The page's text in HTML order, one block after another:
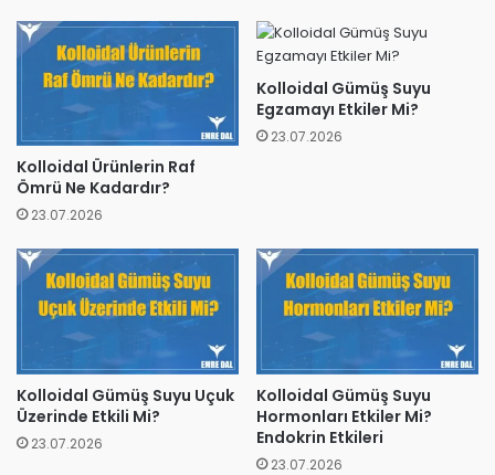
Kolloidal Ürünlerin Raf
Ömrü Ne Kadardır?
23.07.2026
Kolloidal Gümüş Suyu
Egzamayı Etkiler Mi?
23.07.2026
Kolloidal Gümüş Suyu Uçuk
Üzerinde Etkili Mi?
23.07.2026
Kolloidal Gümüş Suyu
Hormonları Etkiler Mi?
Endokrin Etkileri
23.07.2026